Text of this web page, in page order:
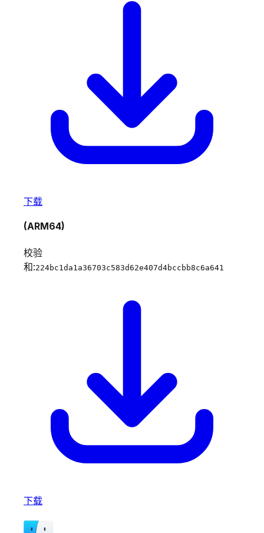
下载
(ARM64)
校验
和:224bc1da1a36703c583d62e407d4bccbb8c6a641
下载